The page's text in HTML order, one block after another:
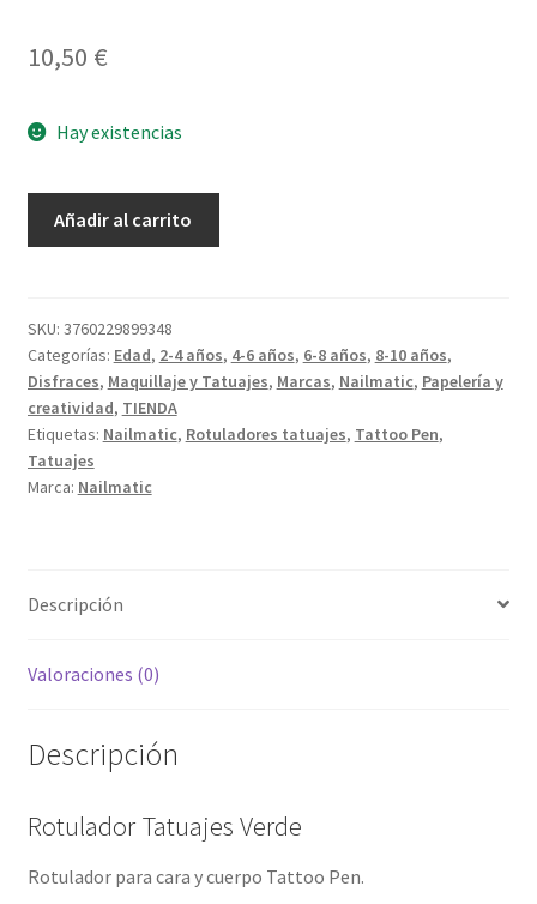
10,50 €
Hay existencias
Añadir al carrito
SKU: 3760229899348
Categorías: Edad, 2-4 años, 4-6 años, 6-8 años, 8-10 años,
Disfraces, Maquillaje y Tatuajes, Marcas, Nailmatic, Papelería y
creatividad, TIENDA
Etiquetas: Nailmatic, Rotuladores tatuajes, Tattoo Pen,
Tatuajes
Marca: Nailmatic
Descripción
Valoraciones (0)
Descripción
Rotulador Tatuajes Verde
Rotulador para cara y cuerpo Tattoo Pen.